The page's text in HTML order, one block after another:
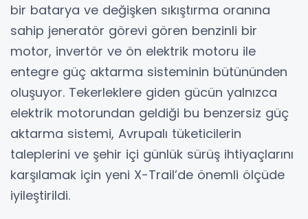
bir batarya ve değişken sıkıştırma oranına
sahip jeneratör görevi gören benzinli bir
motor, invertör ve ön elektrik motoru ile
entegre güç aktarma sisteminin bütününden
oluşuyor. Tekerleklere giden gücün yalnızca
elektrik motorundan geldiği bu benzersiz güç
aktarma sistemi, Avrupalı tüketicilerin
taleplerini ve şehir içi günlük sürüş ihtiyaçlarını
karşılamak için yeni X-Trail’de önemli ölçüde
iyileştirildi.